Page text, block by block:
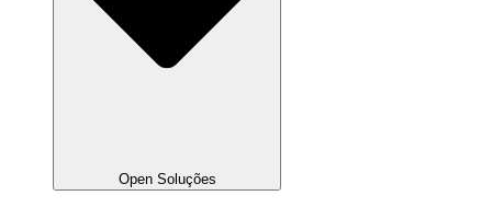
Open Soluções